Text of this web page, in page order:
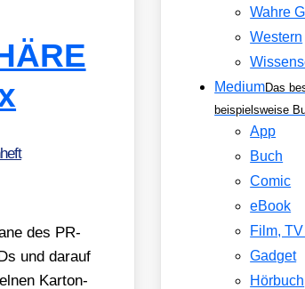
des PR-
und dar­auf
Kar­ton­
Wahre
Western
MediumDas
beispielsweise
App
Buch
Comic
eBook
Film,
Gadget
Hörbuch